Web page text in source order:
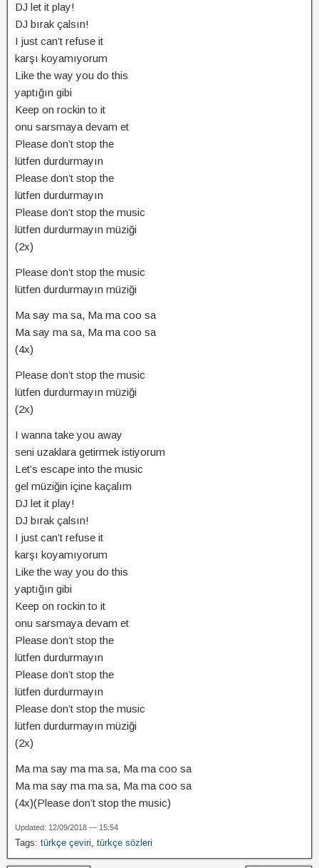
DJ let it play!
DJ bırak çalsın!
I just can’t refuse it
karşı koyamıyorum
Like the way you do this
yaptığın gibi
Keep on rockin to it
onu sarsmaya devam et
Please don’t stop the
lütfen durdurmayın
Please don’t stop the
lütfen durdurmayın
Please don’t stop the music
lütfen durdurmayın müziği
(2x)
Please don’t stop the music
lütfen durdurmayın müziği
Ma say ma sa, Ma ma coo sa
Ma say ma sa, Ma ma coo sa
(4x)
Please don’t stop the music
lütfen durdurmayın müziği
(2x)
I wanna take you away
seni uzaklara getirmek istiyorum
Let’s escape into the music
gel müziğin içine kaçalım
DJ let it play!
DJ bırak çalsın!
I just can’t refuse it
karşı koyamıyorum
Like the way you do this
yaptığın gibi
Keep on rockin to it
onu sarsmaya devam et
Please don’t stop the
lütfen durdurmayın
Please don’t stop the
lütfen durdurmayın
Please don’t stop the music
lütfen durdurmayın müziği
(2x)
Ma ma say ma ma sa, Ma ma coo sa
Ma ma say ma ma sa, Ma ma coo sa
(4x)(Please don’t stop the music)
Updated: 12/09/2018 — 15:54
Tags: türkçe çeviri, türkçe sözleri